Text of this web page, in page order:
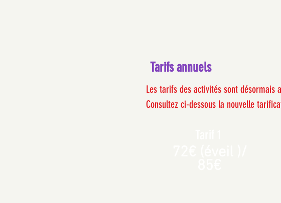
Tarifs annuels
Les tarifs des activités sont désormais
Consultez ci-dessous la nouvelle